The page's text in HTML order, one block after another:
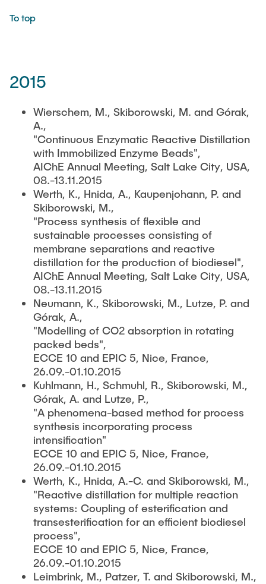
To top
2015
Wierschem, M., Skiborowski, M. and Górak,
A.,
"Continuous Enzymatic Reactive Distillation
with Immobilized Enzyme Beads",
AIChE Annual Meeting, Salt Lake City, USA,
08.-13.11.2015
Werth, K., Hnida, A., Kaupenjohann, P. and
Skiborowski, M.,
"Process synthesis of flexible and
sustainable processes consisting of
membrane separations and reactive
distillation for the production of biodiesel",
AIChE Annual Meeting, Salt Lake City, USA,
08.-13.11.2015
Neumann, K., Skiborowski, M., Lutze, P. and
Górak, A.,
"Modelling of CO2 absorption in rotating
packed beds",
ECCE 10 and EPIC 5, Nice, France,
26.09.-01.10.2015
Kuhlmann, H., Schmuhl, R., Skiborowski, M.,
Górak, A. and Lutze, P.,
"A phenomena-based method for process
synthesis incorporating process
intensification"
ECCE 10 and EPIC 5, Nice, France,
26.09.-01.10.2015
Werth, K., Hnida, A.-C. and Skiborowski, M.,
"Reactive distillation for multiple reaction
systems: Coupling of esterification and
transesterification for an efficient biodiesel
process",
ECCE 10 and EPIC 5, Nice, France,
26.09.-01.10.2015
Leimbrink, M., Patzer, T. and Skiborowski, M.,